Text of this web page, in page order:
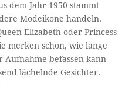
dem Jahr 1950 stammt
Modeikone handeln.
Elizabeth oder Princess
merken schon, wie lange
befassen kann –
lächelnde Gesichter.